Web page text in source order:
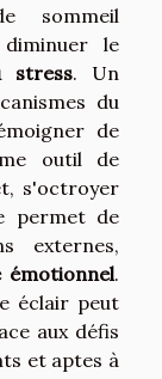
sommeil
le
stress. Un
du
de
outil de
s'octroyer
permet de
externes,
émotionnel.
éclair peut
aux défis
et aptes à